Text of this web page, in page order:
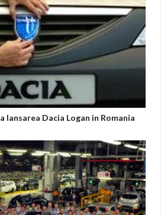
lansarea Dacia Logan in Romania